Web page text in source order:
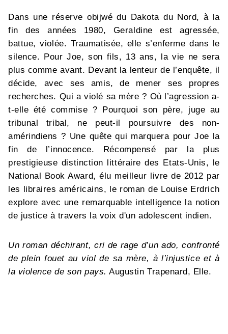
Dans une réserve obijwé du Dakota du Nord, à la
fin des années 1980, Geraldine est agressée,
battue, violée. Traumatisée, elle s’enferme dans le
silence. Pour Joe, son fils, 13 ans, la vie ne sera
plus comme avant. Devant la lenteur de l’enquête, il
décide, avec ses amis, de mener ses propres
recherches. Qui a violé sa mère ? Où l’agression a-
t-elle été commise ? Pourquoi son père, juge au
tribunal tribal, ne peut-il poursuivre des non-
amérindiens ? Une quête qui marquera pour Joe la
fin de l’innocence. Récompensé par la plus
prestigieuse distinction littéraire des Etats-Unis, le
National Book Award, élu meilleur livre de 2012 par
les libraires américains, le roman de Louise Erdrich
explore avec une remarquable intelligence la notion
de justice à travers la voix d'un adolescent indien.
Un roman déchirant, cri de rage d’un ado, confronté
de plein fouet au viol de sa mère, à l’injustice et à
la violence de son pays. Augustin Trapenard, Elle.